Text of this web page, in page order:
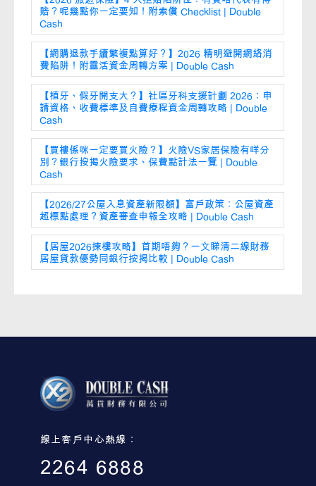
賠？呢幾點你一定要知！附索償 Checklist | Double
Cash
【網購退款手續繁複點算好？】2026 精明避開網絡消
費陷阱！附靈活資金周轉方案 | Double Cash
【植牙、假牙開支大？】社區牙科支援計劃 2026：申
請資格、收費標準及自費療程資金周轉攻略 | Double
Cash
【買樓係咪一定要買火險？】火險VS家居保險有咩分
別？銀行按揭火險要求、保費點計法一覽 | Double
Cash
【2026/27公屋入息資產新限額】富戶政策：公屋資產
超標點處理？資產審查申報全攻略 | Double Cash
【居屋2026揀樓攻略】首期唔夠？一文睇清二線財務
居屋貸款優勢同銀行按揭比較 | Double Cash
線上客戶中心熱線：
2264 6888